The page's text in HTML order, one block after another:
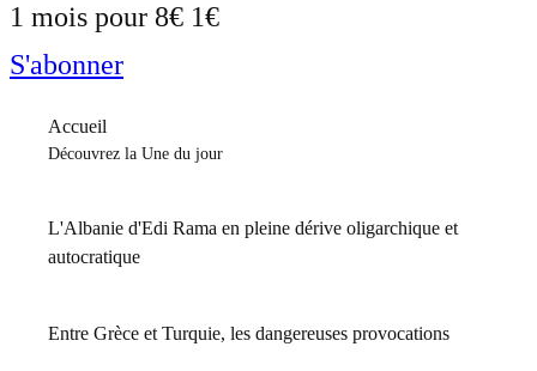
1 mois pour 8€ 1€
S'abonner
Accueil
Découvrez la Une du jour
L'Albanie d'Edi Rama en pleine dérive oligarchique et
autocratique
Entre Grèce et Turquie, les dangereuses provocations